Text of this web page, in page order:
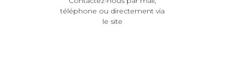
téléphone ou directement via
le site